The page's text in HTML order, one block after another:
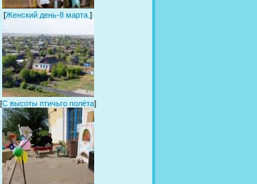
[Женский день-8 марта. ]
[С высоты птичьго полёта]